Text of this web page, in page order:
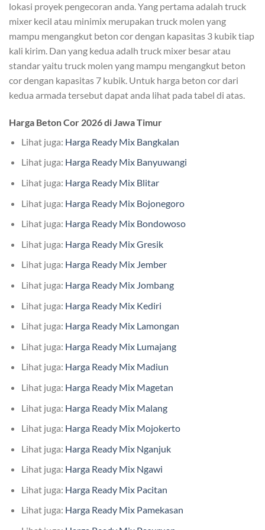
lokasi proyek pengecoran anda. Yang pertama adalah truck
mixer kecil atau minimix merupakan truck molen yang
mampu mengangkut beton cor dengan kapasitas 3 kubik tiap
kali kirim. Dan yang kedua adalh truck mixer besar atau
standar yaitu truck molen yang mampu mengangkut beton
cor dengan kapasitas 7 kubik. Untuk harga beton cor dari
kedua armada tersebut dapat anda lihat pada tabel di atas.
Harga Beton Cor 2026 di Jawa Timur
Lihat juga: Harga Ready Mix Bangkalan
Lihat juga: Harga Ready Mix Banyuwangi
Lihat juga: Harga Ready Mix Blitar
Lihat juga: Harga Ready Mix Bojonegoro
Lihat juga: Harga Ready Mix Bondowoso
Lihat juga: Harga Ready Mix Gresik
Lihat juga: Harga Ready Mix Jember
Lihat juga: Harga Ready Mix Jombang
Lihat juga: Harga Ready Mix Kediri
Lihat juga: Harga Ready Mix Lamongan
Lihat juga: Harga Ready Mix Lumajang
Lihat juga: Harga Ready Mix Madiun
Lihat juga: Harga Ready Mix Magetan
Lihat juga: Harga Ready Mix Malang
Lihat juga: Harga Ready Mix Mojokerto
Lihat juga: Harga Ready Mix Nganjuk
Lihat juga: Harga Ready Mix Ngawi
Lihat juga: Harga Ready Mix Pacitan
Lihat juga: Harga Ready Mix Pamekasan